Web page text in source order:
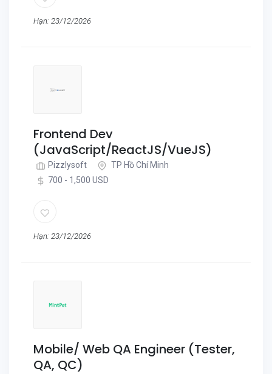
Hạn: 23/12/2026
Frontend Dev
(JavaScript/ReactJS/VueJS)
Pizzlysoft
TP Hồ Chí Minh
700 - 1,500 USD
Hạn: 23/12/2026
Mobile/ Web QA Engineer (Tester,
QA, QC)